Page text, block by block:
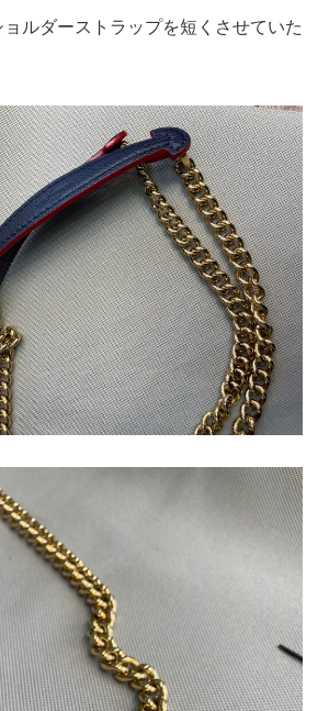
ルダーストラップを短くさせていた